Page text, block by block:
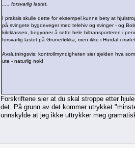
..... forsvarlig lastet.
I praksis skulle dette for eksempel kunne bety at
på svingete bygdeveger med telehiv og svinger - og
kiloklassen, begynner å sette hele biltransporteren i
forsvarlig lastet på Grünerløkka, men ikke i Hurdal i
Avslutningsvis: kontrollmyndigheten sier sjelden hva
ute - naturlig nok!
Forskriftene sier at du skal stroppe etter
det. På grunn av det kommer utrykket
unnskylde at jeg ikke uttrykker meg